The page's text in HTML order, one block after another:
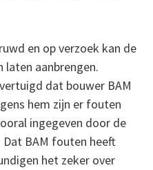
en op verzoek kan de
laten aanbrengen.
dat bouwer BAM
hem zijn er fouten
ingegeven door de
BAM fouten heeft
het zeker over